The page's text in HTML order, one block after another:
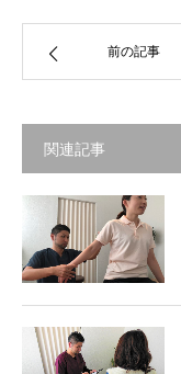
前の記事
関連記事